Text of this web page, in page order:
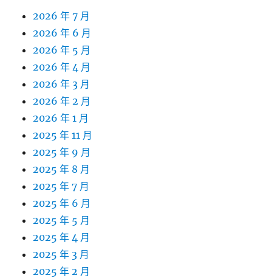
2026 年 7 月
2026 年 6 月
2026 年 5 月
2026 年 4 月
2026 年 3 月
2026 年 2 月
2026 年 1 月
2025 年 11 月
2025 年 9 月
2025 年 8 月
2025 年 7 月
2025 年 6 月
2025 年 5 月
2025 年 4 月
2025 年 3 月
2025 年 2 月